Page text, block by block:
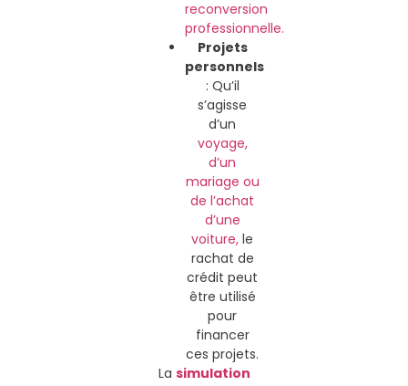
reconversion
professionnelle.
Projets
personnels
: Qu’il
s’agisse
d’un
voyage,
d’un
mariage ou
de l’achat
d’une
voiture, le
rachat de
crédit peut
être utilisé
pour
financer
ces projets.
La simulation